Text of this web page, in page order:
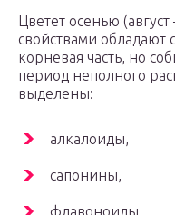
Цветет осенью
свойствами обладают
корневая часть, но
период неполного
выделены:
алкалоиды,
сапонины,
флавоноиды,